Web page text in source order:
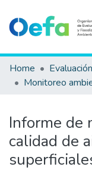
Communities &
All of DSpace
Estad. Externas
Guias ▾
Home
Monitoreo
Informe de
calidad de